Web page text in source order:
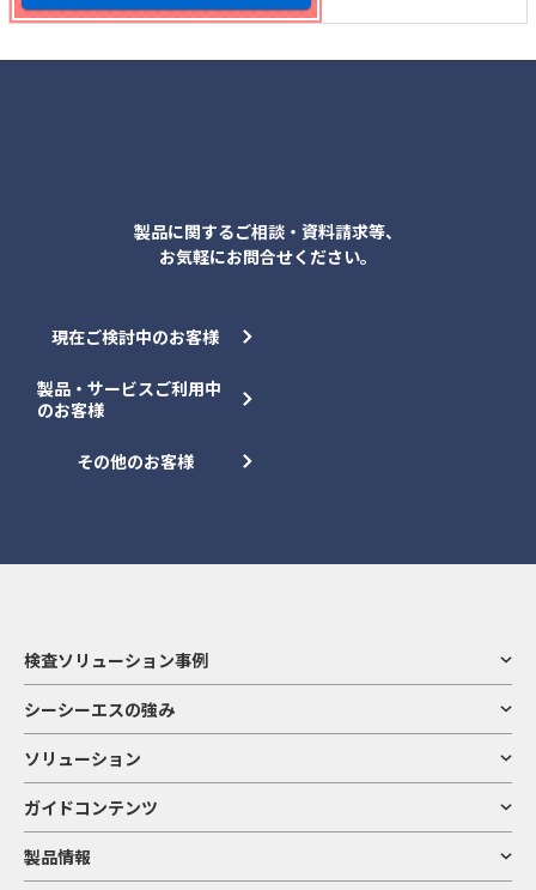
製品に関するご相談・資料請求等、
お気軽にお問合せください。
現在ご検討中のお客様
製品・サービスご利用中
のお客様
その他のお客様
検査ソリューション事例
シーシーエスの強み
ソリューション
ガイドコンテンツ
製品情報